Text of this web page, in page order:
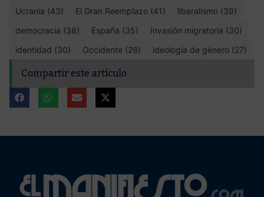
Ucrania (43)
El Gran Reemplazo (41)
liberalismo (39)
democracia (38)
España (35)
Invasión migratoria (30)
identidad (30)
Occidente (28) ideología de género (27)
Compartir este artículo